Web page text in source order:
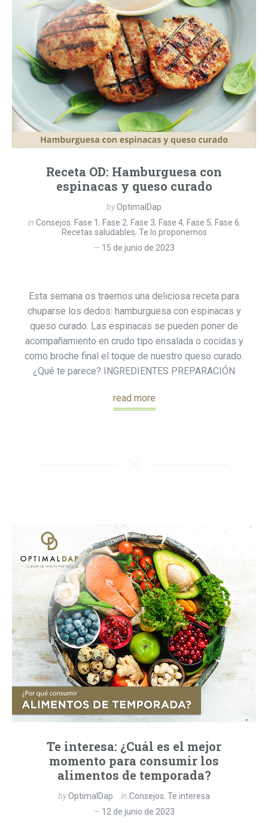
Receta OD: Hamburguesa con
espinacas y queso curado
byOptimalDap
in Consejos, Fase 1 , Fase 2, Fase 3, Fase 4, Fase 5, Fase 6,
Recetas saludables, Te lo proponemos
15 de junio de 2023
Esta semana os traemos una deliciosa receta para
chuparse los dedos: hamburguesa con espinacas y
queso curado. Las espinacas se pueden poner de
acompañamiento en crudo tipo ensalada o cocidas y
como broche final el toque de nuestro queso curado.
¿Qué te parece? INGREDIENTES PREPARACIÓN
read more
Te interesa: ¿Cuál es el mejor
momento para consumir los
alimentos de temporada?
byOptimalDap in Consejos, Te interesa
12 de junio de 2023